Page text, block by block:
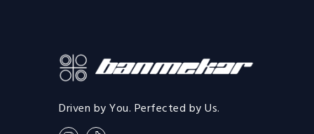
Driven by You. Perfected by Us.